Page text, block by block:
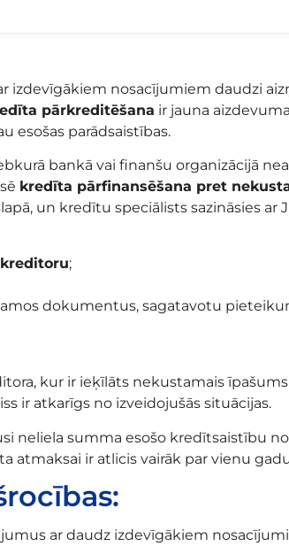
izdevīgākiem nosacījumiem daudzi
pārkreditēšana ir jauna
esošas parādsaistības.
bankā vai finanšu organizācijā
kredīta pārfinansēšana pret
un kredītu speciālists sazināsies ar
;
dokumentus, sagatavotu
kur ir ieķīlāts nekustamais
ir atkarīgs no izveidojušās situācijas.
neliela summa esošo kredītsaistību
atmaksai ir atlicis vairāk par vienu
ar daudz izdevīgākiem